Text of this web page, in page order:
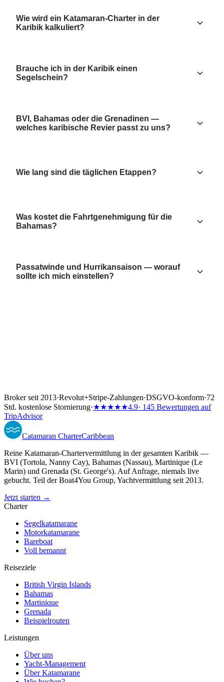
Wie wird ein Katamaran-Charter in der
Karibik kalkuliert?
Brauche ich in der Karibik einen
Segelschein?
BVI, Bahamas oder die Grenadinen —
welches karibische Revier passt zu uns?
Wie lang sind die täglichen Etappen?
Was kostet die Fahrtgenehmigung für die
Bahamas?
Passatwinde und Hurrikansaison — worauf
sollte ich mich einstellen?
Broker seit 2013·Revolut+Stripe-Zahlungen·DSGVO-konform·72
Std. kostenlose Stornierung·★★★★★4.9· 145 Bewertungen auf
TripAdvisor
Catamaran CharterCaribbean
Reine Katamaran-Chartervermittlung in der gesamten Karibik —
BVI (Tortola, Nanny Cay), Bahamas (Nassau), Martinique (Le
Marin) und Grenada (St. George's). Auf Anfrage, niemals live
gebucht. Teil der Boat4You Group, Yachtvermittlung seit 2013.
Jetzt starten →
Charter
Segelkatamarane
Motorkatamarane
Bareboat
Voll bemannt
Reiseziele
British Virgin Islands
Bahamas
Martinique
Grenada
Beispielrouten
Leistungen
Über uns
Yacht-Management
Über Katamarane